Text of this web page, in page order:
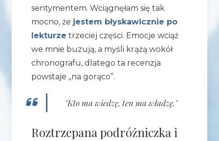
sentymentem. Wciągnęłam się tak
mocno, że jestem błyskawicznie po
lekturze trzeciej części. Emocje wciąż
we mnie buzują, a myśli krążą wokół
chronografu, dlatego ta recenzja
powstaje „na gorąco”.
"Kto ma wiedzę, ten ma władzę."
Roztrzepana podróżniczka i